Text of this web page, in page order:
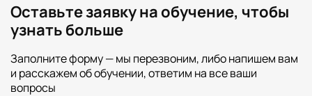
Оставьте заявку на обучение, чтобы
узнать больше
Заполните форму — мы перезвоним, либо напишем вам
и расскажем об обучении, ответим на все ваши
вопросы